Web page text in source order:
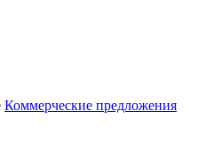
Коммерческие предложения